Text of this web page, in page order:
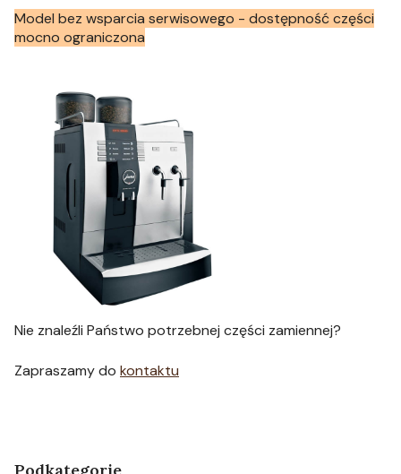
Model bez wsparcia serwisowego - dostępność części
mocno ograniczona
Nie znaleźli Państwo potrzebnej części zamiennej?
Zapraszamy do kontaktu